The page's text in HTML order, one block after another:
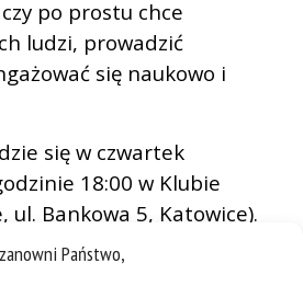
Państwo,
po prostu chce
ludzi, prowadzić
się naukowo i
się w czwartek
18:00 w Klubie
ul. Bankowa 5, Katowice).
prosimy o wypełnienie